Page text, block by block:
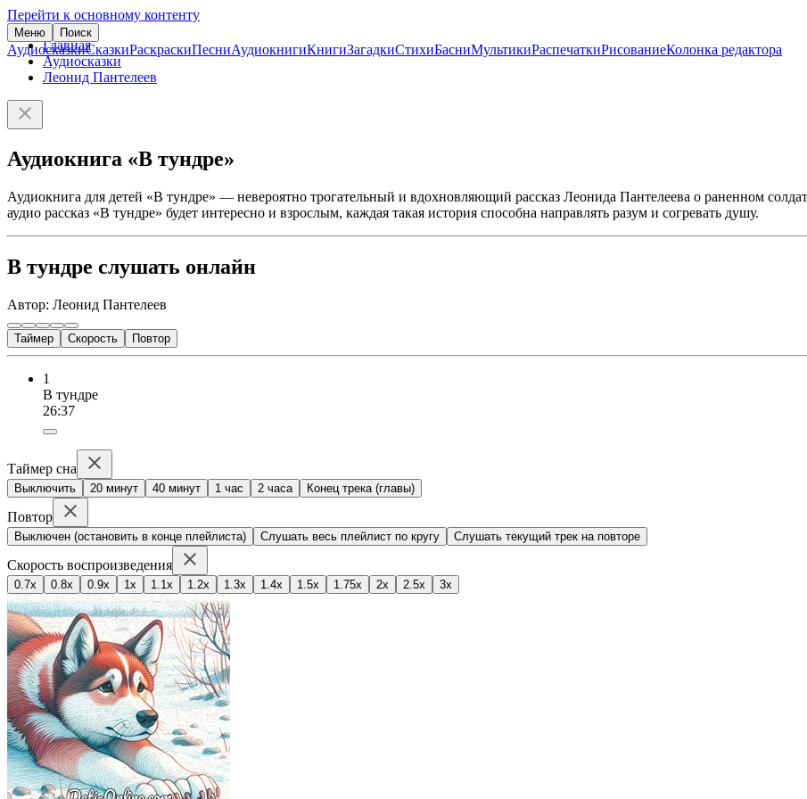
Перейти к основному контенту
Меню Поиск
АудиосказкиСказкиРаскраскиПесниАудиокнигиКнигиЗагадкиСтихиБасниМультикиРаспечаткиРисованиеКолонка редактора
Главная
Аудиосказки
Леонид Пантелеев
Аудиокнига «В тундре»
Аудиокнига для детей «В тундре» — невероятно трогательный и вдохновляющий рассказ Леонида Пантелеева о раненном
аудио рассказ «В тундре» будет интересно и взрослым, каждая такая история способна направлять разум и согревать душу.
В тундре слушать онлайн
Автор: Леонид Пантелеев
Таймер Скорость Повтор
1
В тундре
26:37
Таймер сна
Выключить 20 минут 40 минут 1 час 2 часа Конец трека (главы)
Повтор
Выключен (остановить в конце плейлиста) Слушать весь плейлист по кругу Слушать текущий трек на повторе
Скорость воспроизведения
0.7x 0.8x 0.9x 1x 1.1x 1.2x 1.3x 1.4x 1.5x 1.75x 2x 2.5x 3x